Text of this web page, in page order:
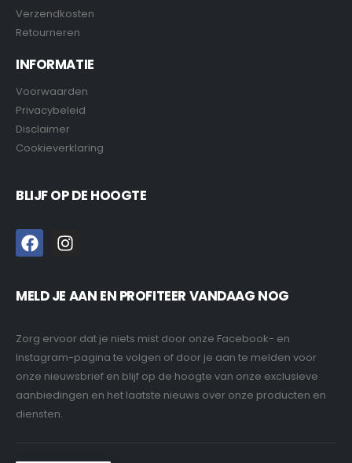
Verzendkosten
Retourneren
INFORMATIE
Voorwaarden
Privacybeleid
Disclaimer
Cookieverklaring
BLIJF OP DE HOOGTE
MELD JE AAN EN PROFITEER VANDAAG NOG
Zorg ervoor dat je niets mist door onze Facebook- en
Instagram-pagina te volgen of door je aan te melden voor
onze nieuwsbrief en blijf op de hoogte van onze exclusieve
aanbiedingen en het laatste nieuws over onze producten en
diensten.